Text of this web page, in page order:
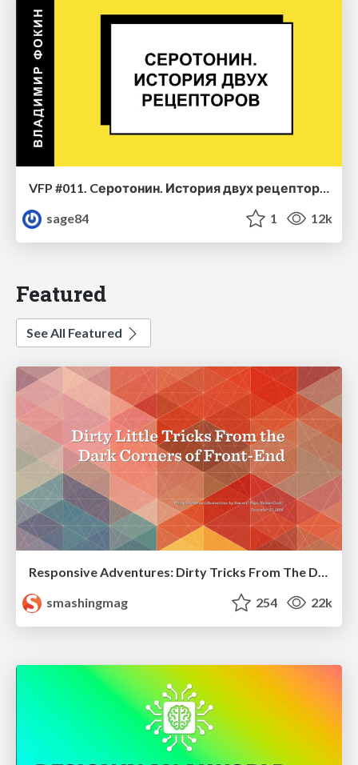
VFP #011. Cеротонин. История двух рецепторов
sage84
1 12k
Featured
See All Featured
smashingmag
254 22k